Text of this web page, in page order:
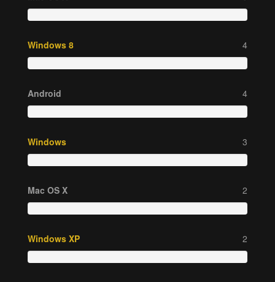
Windows 8 4
Android 4
Windows 3
Mac OS X 2
Windows XP 2